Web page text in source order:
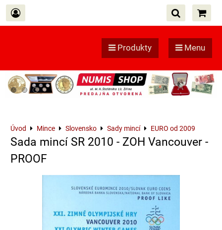
Produkty Menu
Úvod Mince Slovensko Sady mincí EURO od 2009
Sada mincí SR 2010 - ZOH Vancouver -
PROOF